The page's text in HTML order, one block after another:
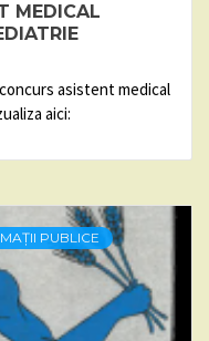
MEDICAL
asistent medical
aici:
PUBLICE